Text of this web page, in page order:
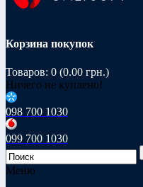
Корзина покупок
Товаров: 0 (0.00 грн.)
Ничего не куплено!
098 700 1030
099 700 1030
Меню